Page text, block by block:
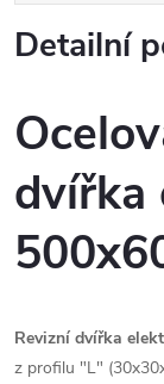
Detailní
dvířka
Revizní dvířka
z profilu "L"